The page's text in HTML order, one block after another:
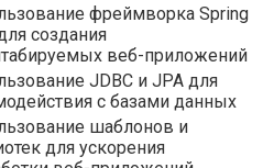
фреймворка Spring
создания
веб-приложений
JDBC и JPA для
с базами данных
шаблонов и
для ускорения